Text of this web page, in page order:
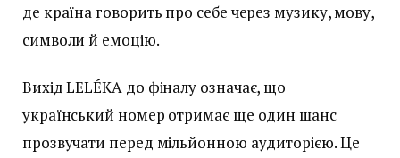
де країна говорить про себе через музику, мову,
символи й емоцію.
Вихід LELÉKA до фіналу означає, що
український номер отримає ще один шанс
прозвучати перед мільйонною аудиторією. Це